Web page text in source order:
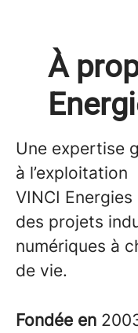
À
Une expertise
à l’exploitation
VINCI
des projets
numériques à
de vie.
Fondée en